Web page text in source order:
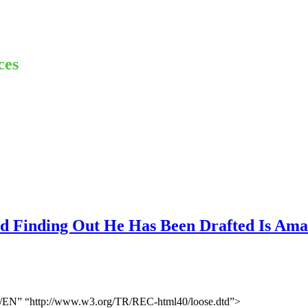
Finding Out He Has Been Drafted Is
“http://www.w3.org/TR/REC-html40/loose.dtd”>